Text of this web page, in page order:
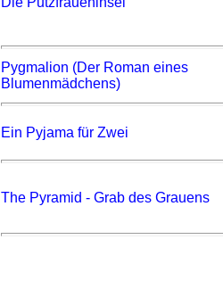
Pygmalion (Der Roman eines
Blumenmädchens)
Ein Pyjama für Zwei
The Pyramid - Grab des Grauens